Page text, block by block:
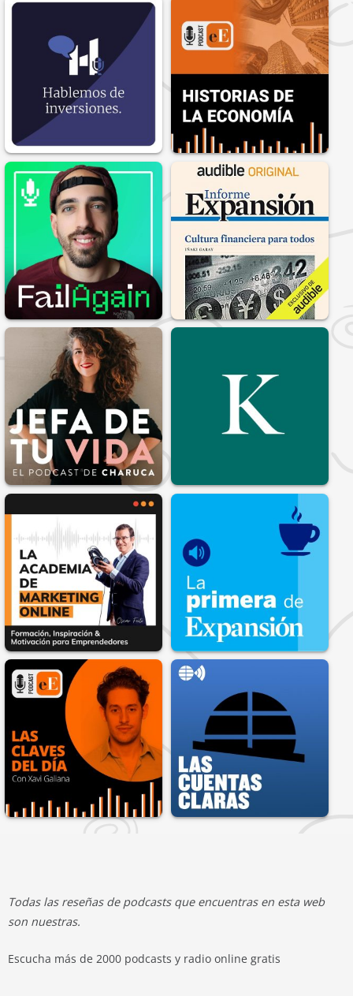
Todas las reseñas de podcasts que encuentras en esta web
son nuestras.
Escucha más de 2000 podcasts y radio online gratis